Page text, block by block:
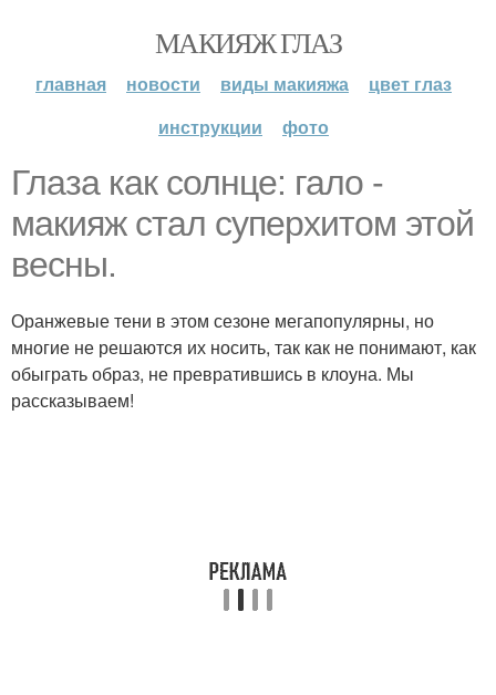
МАКИЯЖ ГЛАЗ
главная новости виды макияжа
цвет глаз
инструкции
фото
Глаза как солнце: гало -
макияж стал суперхитом этой
весны.
Оранжевые тени в этом сезоне мегапопулярны, но
многие не решаются их носить, так как не понимают, как
обыграть образ, не превратившись в клоуна. Мы
рассказываем!